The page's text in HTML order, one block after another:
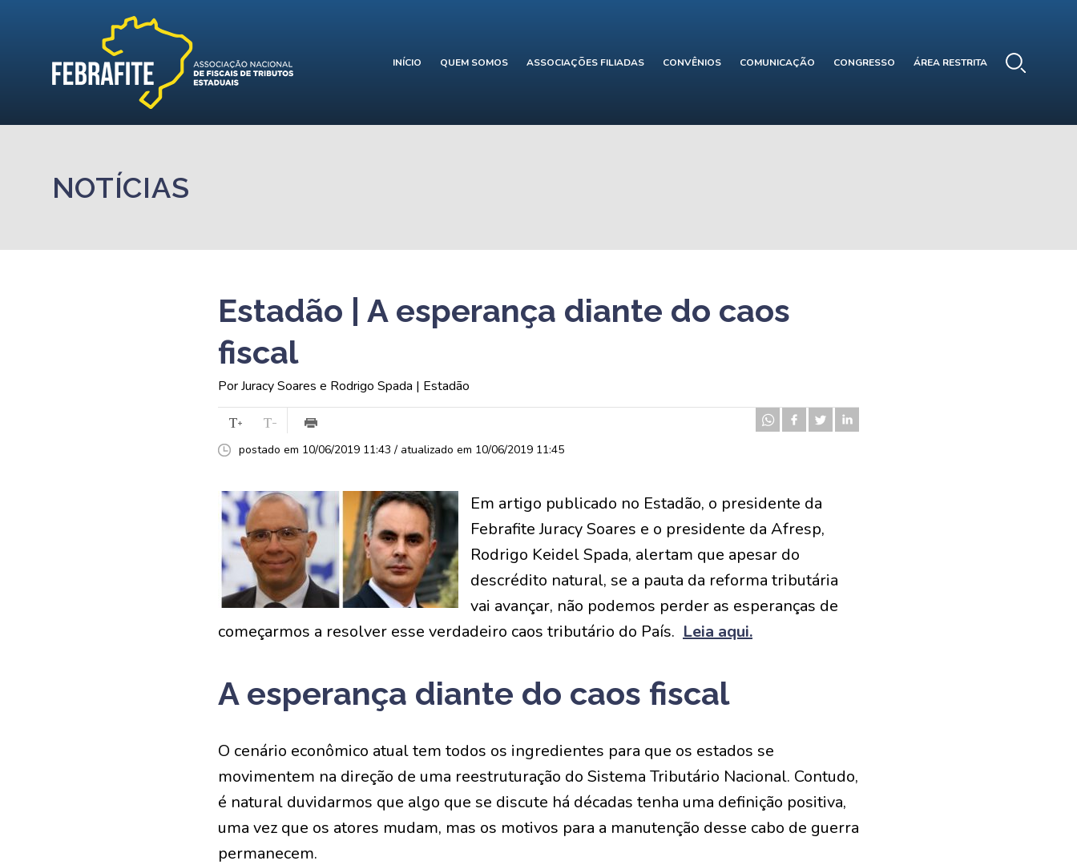
INÍCIO QUEM SOMOS ASSOCIAÇÕES FILIADAS CONVÊNIOS COMUNICAÇÃO CONGRESSO ÁREA RESTRITA
NOTÍCIAS
Estadão | A esperança diante do caos
fiscal
Por Juracy Soares e Rodrigo Spada | Estadão
postado em 10/06/2019 11:43 / atualizado em 10/06/2019 11:45
Em artigo publicado no Estadão, o presidente da
Febrafite Juracy Soares e o presidente da Afresp,
Rodrigo Keidel Spada, alertam que apesar do
descrédito natural, se a pauta da reforma tributária
vai avançar, não podemos perder as esperanças de
começarmos a resolver esse verdadeiro caos tributário do País. Leia aqui.
A esperança diante do caos fiscal
O cenário econômico atual tem todos os ingredientes para que os estados se
movimentem na direção de uma reestruturação do Sistema Tributário Nacional. Contudo,
é natural duvidarmos que algo que se discute há décadas tenha uma definição positiva,
uma vez que os atores mudam, mas os motivos para a manutenção desse cabo de guerra
permanecem.